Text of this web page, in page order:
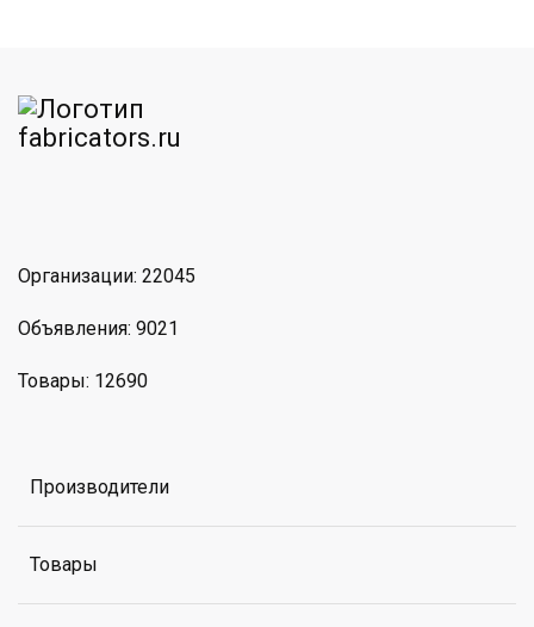
Организации: 22045
Объявления: 9021
Товары: 12690
Производители
Товары